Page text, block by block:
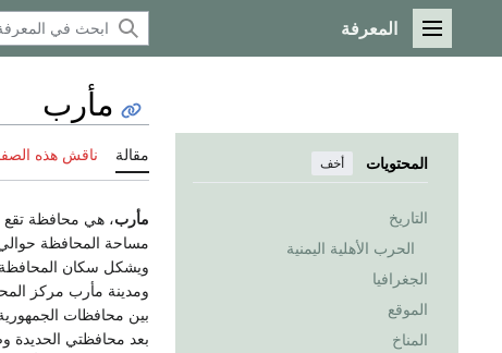
القائمة الرئيسية
المعرفة
المحتويات أخف
التاريخ
الحرب الأهلية اليمنية
الجغرافيا
الموقع
المناخ
مأرب
مقالة ناقش هذه
مأرب، هي محافظة تقع
ومدينة مأرب مركز
بعد محافظتي الحديدة